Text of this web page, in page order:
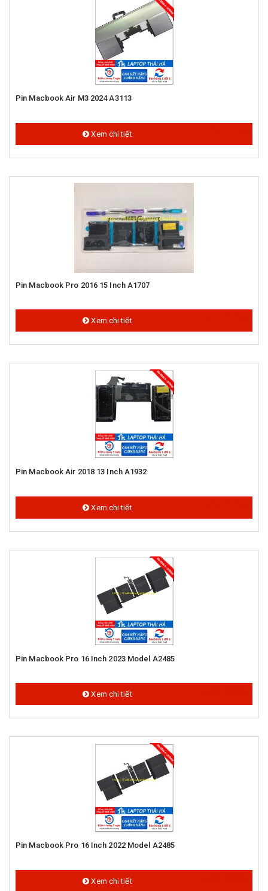
Pin Macbook Air M3 2024 A3113
Xem chi tiết
Pin Macbook Pro 2016 15 Inch A1707
Xem chi tiết
Pin Macbook Air 2018 13 Inch A1932
Xem chi tiết
Pin Macbook Pro 16 Inch 2023 Model A2485
Xem chi tiết
Pin Macbook Pro 16 Inch 2022 Model A2485
Xem chi tiết